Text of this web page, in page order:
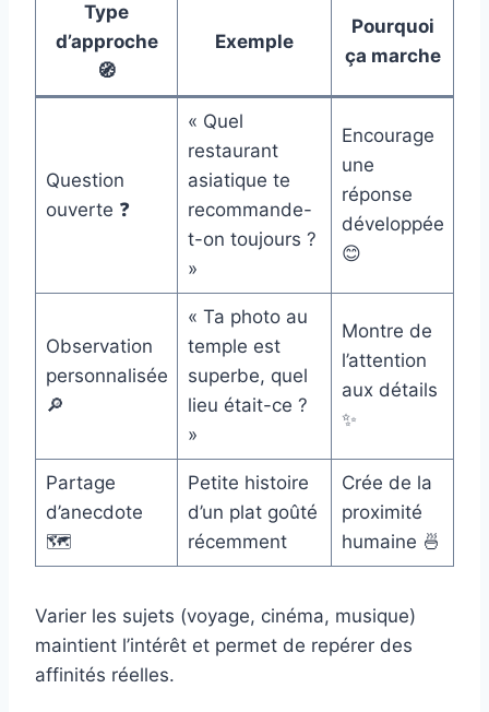
Type
d’approche
🧭
Exemple
Pourquoi
ça marche
Question
ouverte ❓
« Quel
restaurant
asiatique te
recommande-
t-on toujours ?
»
Encourage
une
réponse
développée
😊
Observation
personnalisée
🔎
« Ta photo au
temple est
superbe, quel
lieu était-ce ?
»
Montre de
l’attention
aux détails
✨
Partage
d’anecdote
🗺️
Petite histoire
d’un plat goûté
récemment
Crée de la
proximité
humaine 🍜
Varier les sujets (voyage, cinéma, musique)
maintient l’intérêt et permet de repérer des
affinités réelles.